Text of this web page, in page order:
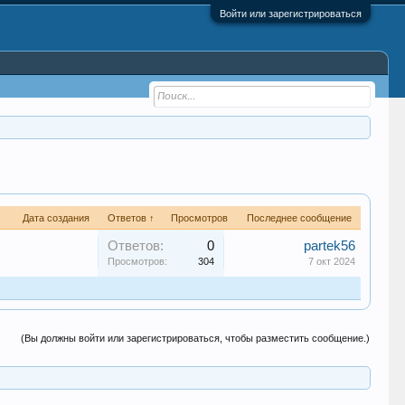
Войти или зарегистрироваться
Дата создания Ответов ↑ Просмотров Последнее сообщение
Ответов: 0
Просмотров: 304
partek56
7 окт 2024
(Вы должны войти или зарегистрироваться, чтобы разместить сообщение.)